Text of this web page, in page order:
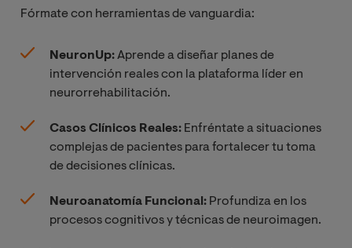
Fórmate con herramientas de vanguardia:
NeuronUp:Aprende a diseñar planes de
intervención reales con la plataforma líder en
neurorrehabilitación.
Casos Clínicos Reales: Enfréntate a situaciones
complejas de pacientes para fortalecer tu toma
de decisiones clínicas.
Neuroanatomía Funcional: Profundiza en los
procesos cognitivos y técnicas de neuroimagen.